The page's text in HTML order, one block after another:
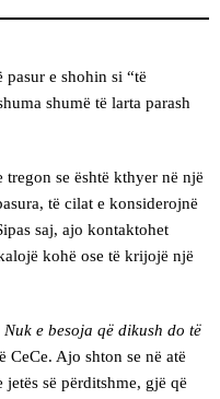
pasur e shohin si “të
shumë të larta parash
se është kthyer në një
të cilat e konsiderojnë
saj, ajo kontaktohet
kohë ose të krijojë një
e besoja që dikush do të
CeCe. Ajo shton se në atë
së përditshme, gjë që